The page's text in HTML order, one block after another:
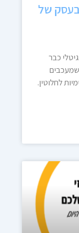
בעסק של
כבר
לחלוטין.